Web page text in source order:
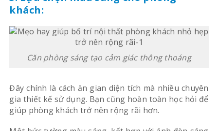
khách:
Căn phòng sáng tạo cảm giác thông thoáng
Đây chính là cách ăn gian diện tích mà nhiều chuyên
gia thiết kế sử dụng. Bạn cũng hoàn toàn học hỏi để
giúp phòng khách trở nên rộng rãi hơn.